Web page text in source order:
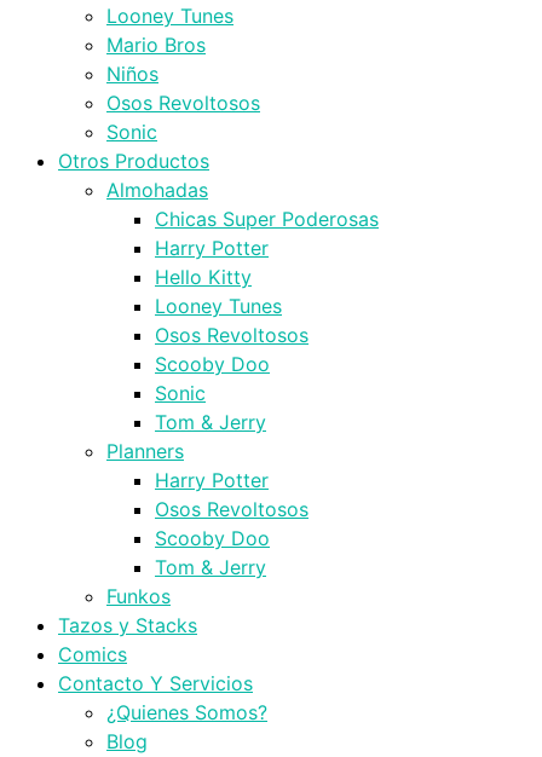
Looney Tunes
Mario Bros
Niños
Osos Revoltosos
Sonic
Otros Productos
Almohadas
Chicas Super Poderosas
Harry Potter
Hello Kitty
Looney Tunes
Osos Revoltosos
Scooby Doo
Sonic
Tom & Jerry
Planners
Harry Potter
Osos Revoltosos
Scooby Doo
Tom & Jerry
Funkos
Tazos y Stacks
Comics
Contacto Y Servicios
¿Quienes Somos?
Blog